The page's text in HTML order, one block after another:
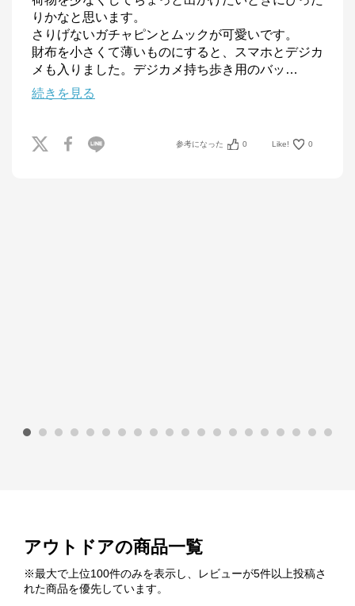
りかなと思います。
さりげないガチャピンとムックが可愛いです。
財布を小さくて薄いものにすると、スマホとデジカ
メも入りました。デジカメ持ち歩き用のバッ …
続きを見る
参考になった 0 Like! 0
アウトドアの商品一覧
※最大で上位100件のみを表示し、レビューが5件以上投稿さ
れた商品を優先しています。